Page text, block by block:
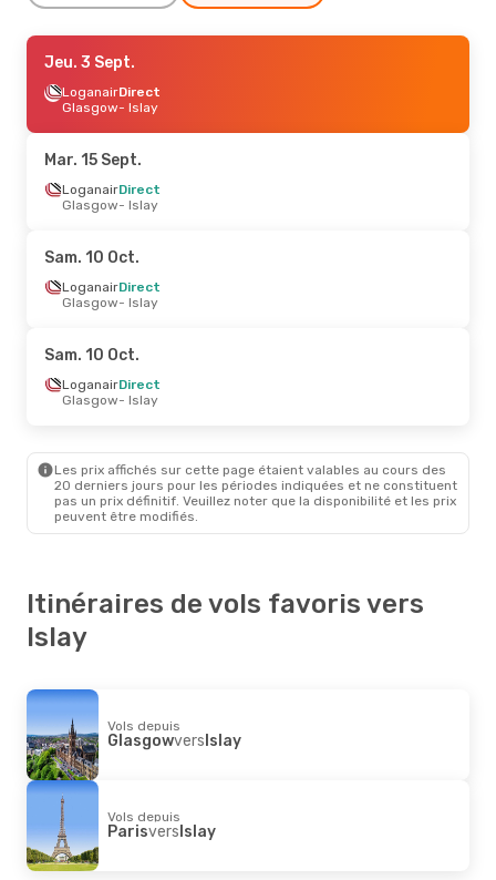
Mar. 15 Sept.
LoganairDirect
Glasgow- Islay
Islay- Glasgow
Ven. 18 Sept.- Ven. 25 Sept.
Loganair1 Escale
Islay- Dublin
Jeu. 3 Sept.
LoganairDirect
Glasgow- Islay
Mar. 15 Sept.
LoganairDirect
Glasgow- Islay
Sam. 10 Oct.
LoganairDirect
Glasgow- Islay
Sam. 10 Oct.
LoganairDirect
Glasgow- Islay
Les prix affichés sur cette page étaient valables au cours des
20 derniers jours pour les périodes indiquées et ne constituent
pas un prix définitif. Veuillez noter que la disponibilité et les prix
peuvent être modifiés.
Itinéraires de vols favoris vers
Islay
Vols depuis
GlasgowversIslay
Vols depuis
ParisversIslay